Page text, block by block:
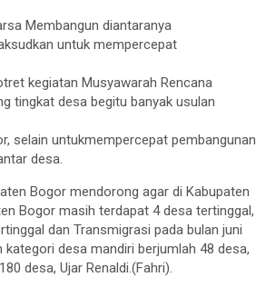
Membangun diantaranya
untuk mempercepat
kegiatan Musyawarah Rencana
tingkat desa begitu banyak usulan
selain untukmempercepat pembangunan
desa.
Bogor mendorong agar di Kabupaten
Bogor masih terdapat 4 desa tertinggal,
dan Transmigrasi pada bulan juni
desa mandiri berjumlah 48 desa,
desa, Ujar Renaldi.(Fahri).